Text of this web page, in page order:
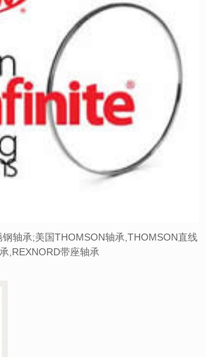
轴承;美国THOMSON轴承,THOMSON直线
,REXNORD带座轴承